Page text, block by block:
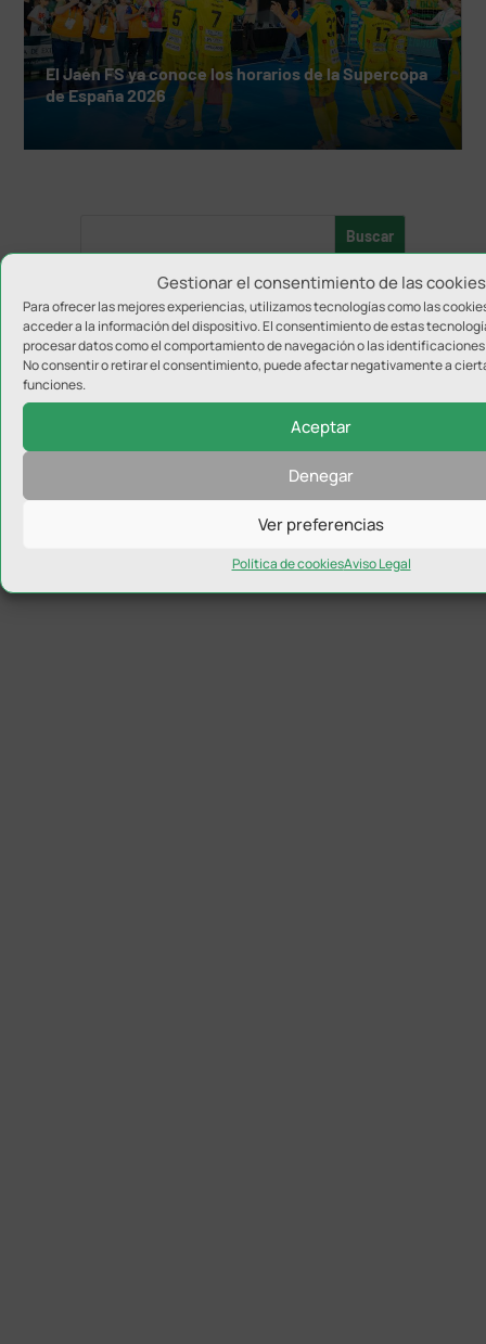
Gestionar el consentimiento de las cookies
Para ofrecer las mejores experiencias, utilizamos tecnologías como las
acceder a la información del dispositivo. El consentimiento de estas
procesar datos como el comportamiento de navegación o las
No consentir o retirar el consentimiento, puede afectar negativamente a
funciones.
Aceptar
Denegar
Ver preferencias
Política de cookiesAviso Legal
El Jaén FS ya conoce los horarios de la Supercopa
de España 2026